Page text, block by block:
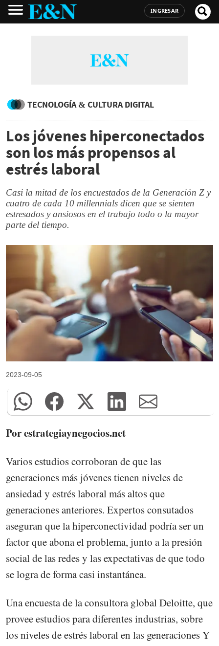
INGRESAR
TECNOLOGÍA & CULTURA DIGITAL
Los jóvenes hiperconectados
son los más propensos al
estrés laboral
Casi la mitad de los encuestados de la Generación Z y
cuatro de cada 10 millennials dicen que se sienten
estresados y ansiosos en el trabajo todo o la mayor
parte del tiempo.
2023-09-05
Por estrategiaynegocios.net
Varios estudios corroboran de que las
generaciones más jóvenes tienen niveles de
ansiedad y estrés laboral más altos que
generaciones anteriores. Expertos consutados
aseguran que la hiperconectividad podría ser un
factor que abona el problema, junto a la presión
social de las redes y las expectativas de que todo
se logra de forma casi instantánea.
Una encuesta de la consultora global Deloitte, que
provee estudios para diferentes industrias, sobre
los niveles de estrés laboral en las generaciones Y